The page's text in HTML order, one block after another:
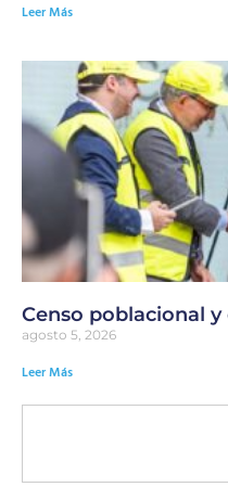
Leer Más
Censo poblacional y
agosto 5, 2026
Leer Más